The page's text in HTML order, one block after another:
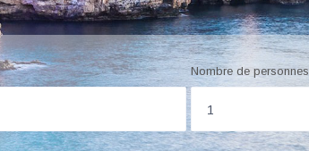
Nombre de personnes